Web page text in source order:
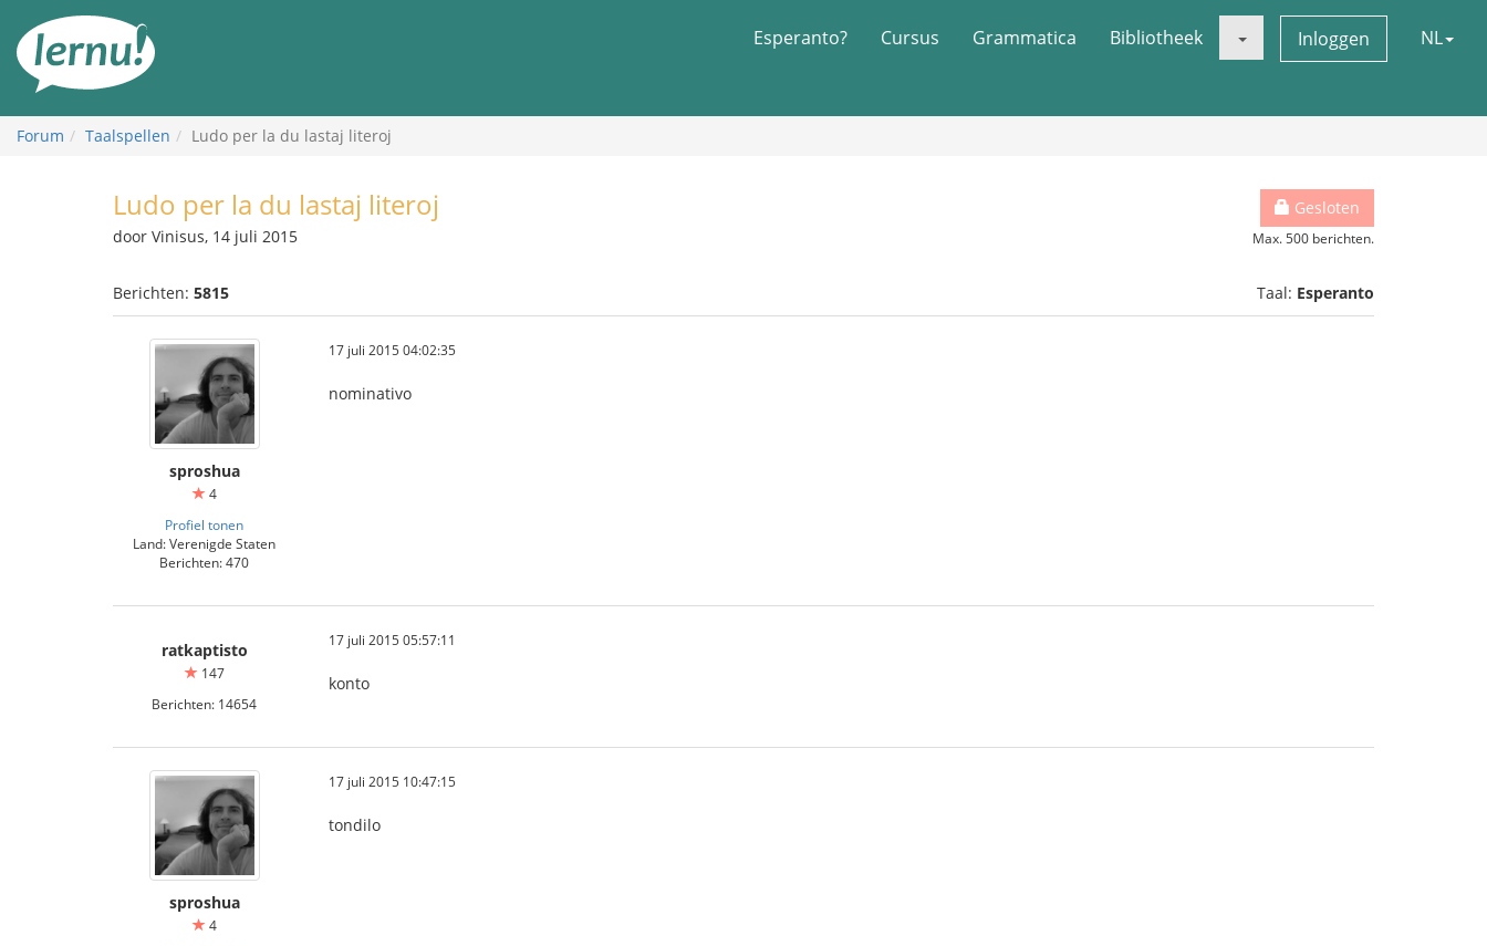
inhoud
Esperanto? Cursus Grammatica Bibliotheek Inloggen NL
Forum Taalspellen Ludo per la du lastaj literoj
Gesloten
Max. 500 berichten.
Ludo per la du lastaj literoj
door Vinisus, 14 juli 2015
Berichten: 5815 Taal: Esperanto
sproshua
4
Profiel tonen
Land: Verenigde Staten
Berichten: 470
17 juli 2015 04:02:35
nominativo
ratkaptisto
147
Berichten: 14654
17 juli 2015 05:57:11
konto
sproshua
4
17 juli 2015 10:47:15
tondilo